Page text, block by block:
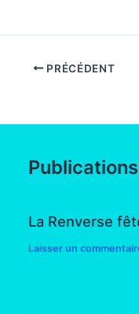
PRÉCÉDENT
La Renverse
Laisser un